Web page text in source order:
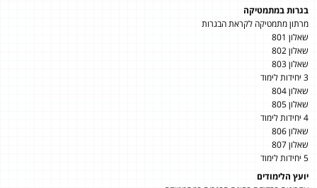
בגרות במתמטיקה
מרתון מתמטיקה לקראת הבגרות
שאלון 801
שאלון 802
שאלון 803
3 יחידות לימוד
שאלון 804
שאלון 805
4 יחידות לימוד
שאלון 806
שאלון 807
5 יחידות לימוד
יועץ הלימודים